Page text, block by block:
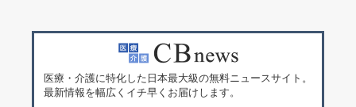
医療・介護に特化した日本最大級の無料ニュースサイト。
最新情報を幅広くイチ早くお届けします。